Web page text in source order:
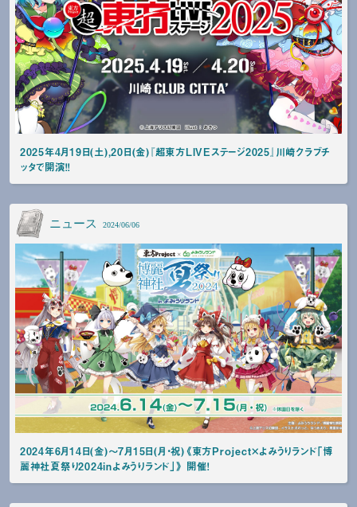
2025年4月19日(土),20日(金)『超東方LIVEステージ2025』川崎クラブチ
ッタで開演！！
ニュース 2024/06/06
2024年6月14日(金)～7月15日(月・祝)《東方Project×よみうりランド「博
麗神社夏祭り2024inよみうりランド」》 開催！